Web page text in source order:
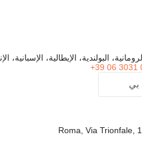
البولندية، الإيطالية، الإسبانية،
+39 06 3031
بي